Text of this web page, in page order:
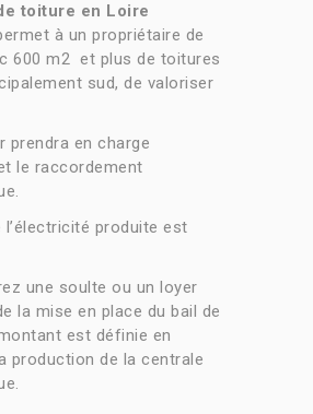
toiture en Loire
à un propriétaire de
600 m2 et plus de toitures
sud, de valoriser
prendra en charge
le raccordement
produite est
une soulte ou un loyer
la mise en place du bail de
est définie en
production de la centrale